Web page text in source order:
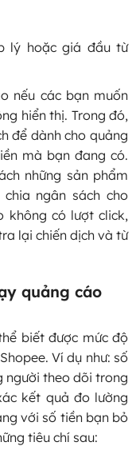
lý hoặc giá đầu từ
nếu các bạn muốn
hiển thị. Trong đó,
để dành cho quảng
mà bạn đang có.
những sản phẩm
ngân sách cho
không có lượt click,
lại chiến dịch và từ
quảng cáo
biết được mức độ
Ví dụ như: số
người theo dõi trong
kết quả đo lường
với số tiền bạn bỏ
tiêu chí sau: